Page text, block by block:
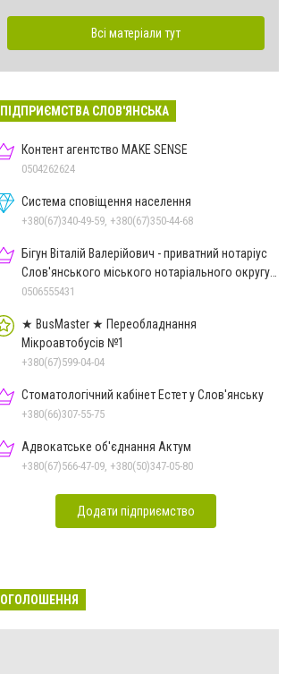
Всі матеріали тут
ПІДПРИЄМСТВА СЛОВ'ЯНСЬКА
Контент агентство MAKE SENSE
0504262624
Система сповіщення населення
+380(67)340-49-59, +380(67)350-44-68
Бігун Віталій Валерійович - приватний нотаріус
Слов'янського міського нотаріального округу
Дон.обл.
0506555431
★ BusMaster ★ Переобладнання
Мікроавтобусів №1
+380(67)599-04-04
Стоматологічний кабінет Естет у Слов'янську
+380(66)307-55-75
Адвокатське об'єднання Актум
+380(67)566-47-09, +380(50)347-05-80
Додати підприємство
ОГОЛОШЕННЯ